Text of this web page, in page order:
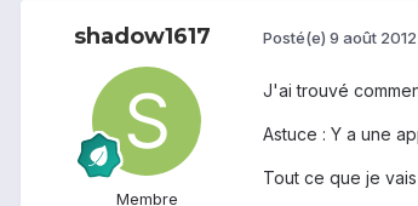
shadow1617
Membre
Posté(e) 9 août 2012
J'ai trouvé
Astuce : Y a une
Tout ce que je